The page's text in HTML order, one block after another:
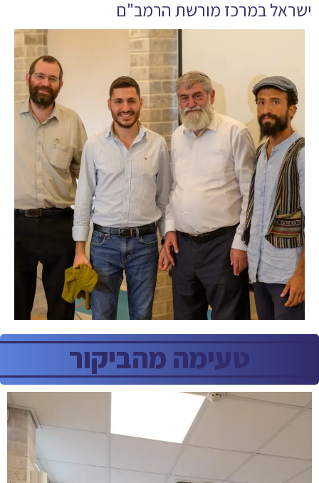
ישראל במרכז מורשת הרמב"ם
טעימה מהביקור